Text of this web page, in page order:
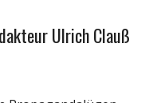
Ulrich Clauß